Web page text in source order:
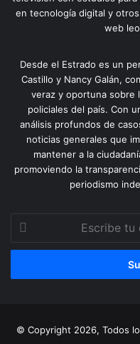
en tecnología digital y
web
Desde el Estrado es un
Castillo y Nancy Galán,
veraz y oportuna sobre
policiales del país. Con
análisis profundos de
noticias generales que
mantener a la
promoviendo la
periodismo
correo
© Copyright 2026, Todos